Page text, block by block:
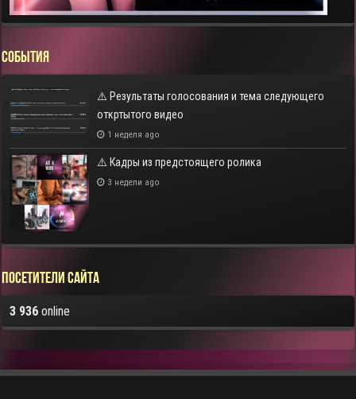
СОБЫТИЯ
⚠️ Результаты голосования и тема следующего
откртытого видео
1 неделя ago
⚠️ Кадры из предстоящего ролика
3 недели ago
Посетители сайта
3 936 online